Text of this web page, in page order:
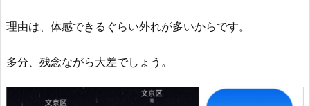
理由は、体感できるぐらい外れが多いからです。
多分、残念ながら大差でしょう。